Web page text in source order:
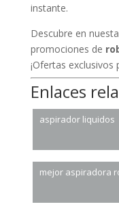
instante.
Descubre en
promociones de
¡Ofertas exclusivos
Enlaces
aspirador liquidos
mejor aspiradora